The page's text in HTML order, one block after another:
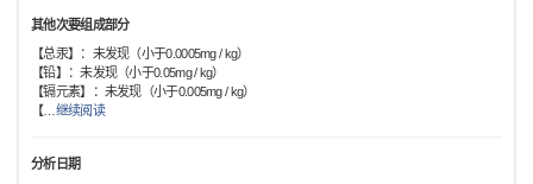
其他次要组成部分
【总汞】：未发现（小于0.0005mg / kg）
【铅】：未发现（小于0.05mg / kg）
【镉元素】：未发现（小于0.005mg / kg）
【
继续阅读
分析日期